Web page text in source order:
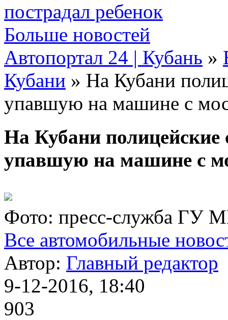
пострадал ребенок
Больше новостей
Автопортал 24 | Кубань »
Кубани » На Кубани
упавшую на машине с
На Кубани
упавшую на машине с
Фото: пресс-служба ГУ
Все автомобильные
Автор: Главный редактор
9-12-2016, 18:40
903